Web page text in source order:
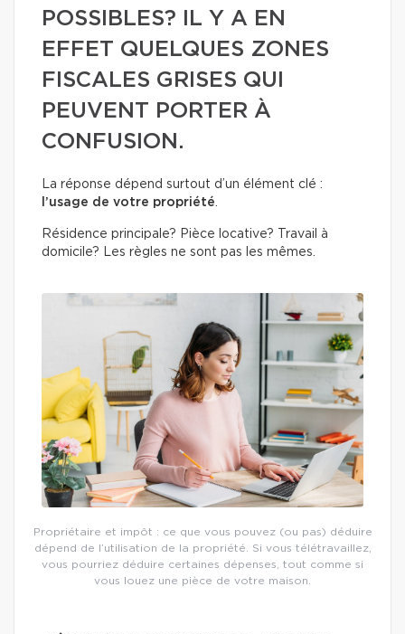
POSSIBLES? IL Y A EN
EFFET QUELQUES ZONES
FISCALES GRISES QUI
PEUVENT PORTER À
CONFUSION.
La réponse dépend surtout d’un élément clé :
l’usage de votre propriété.
Résidence principale? Pièce locative? Travail à
domicile? Les règles ne sont pas les mêmes.
Propriétaire et impôt : ce que vous pouvez (ou pas) déduire
dépend de l’utilisation de la propriété. Si vous télétravaillez,
vous pourriez déduire certaines dépenses, tout comme si
vous louez une pièce de votre maison.